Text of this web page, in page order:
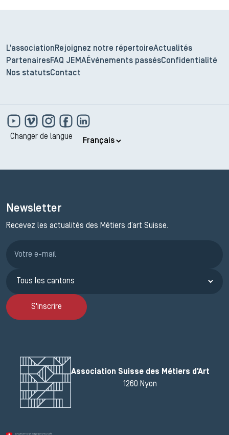
L'association Rejoignez notre répertoireActualités
PartenairesFAQ JEMAÉvénements passésConfidentialité
Nos statutsContact
Changer de langue
Newsletter
Recevez les actualités des Métiers d’art Suisse.
S'inscrire
Association Suisse des Métiers d'Art
1260 Nyon